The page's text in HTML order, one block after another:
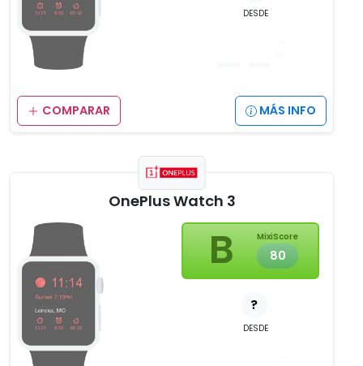
DESDE
COMPARAR MÁS INFO
OnePlus Watch 3
B MixiScore
80
?
DESDE